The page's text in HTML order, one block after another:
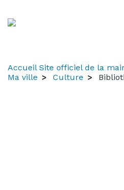
Accueil Site officiel de la
Ma ville
Culture